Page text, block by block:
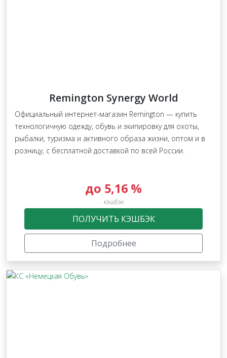
Remington Synergy World
Официальный интернет-магазин Remington — купить
технологичную одежду, обувь и экипировку для охоты,
рыбалки, туризма и активного образа жизни, оптом и в
розницу, с бесплатной доставкой по всей России.
до 5,16 %
кэшбэк
ПОЛУЧИТЬ КЭШБЭК
Подробнее